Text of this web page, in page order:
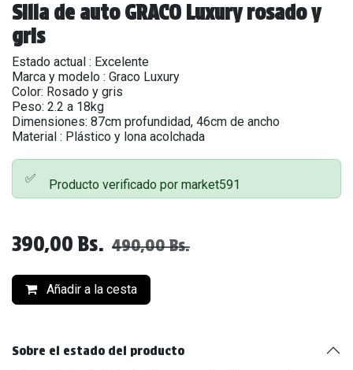
Silla de auto GRACO Luxury rosado y
gris
Estado actual : Excelente
Marca y modelo : Graco Luxury
Color: Rosado y gris
Peso: 2.2 a 18kg
Dimensiones: 87cm profundidad, 46cm de ancho
Material : Plástico y lona acolchada
✅ Producto verificado por market591
390,00 Bs. 490,00Bs.
Añadir a la cesta
Sobre el estado del producto